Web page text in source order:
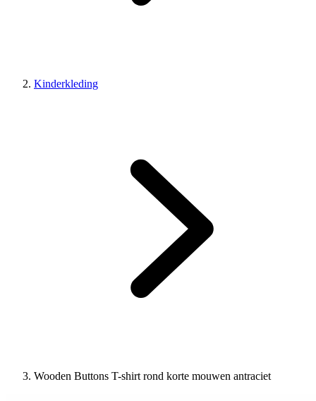
Kinderkleding
Wooden Buttons T-shirt rond korte mouwen antraciet